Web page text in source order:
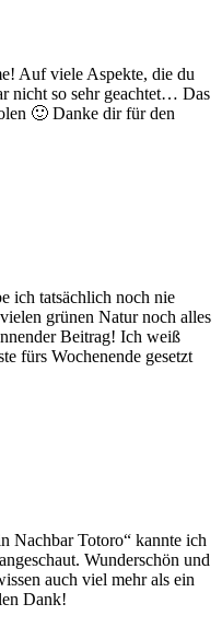
Auf viele Aspekte, die du
nicht so sehr geachtet… Das
🙂 Danke dir für den
ich tatsächlich noch nie
grünen Natur noch alles
Beitrag! Ich weiß
fürs Wochenende gesetzt
Nachbar Totoro“ kannte ich
Wunderschön und
auch viel mehr als ein
Dank!